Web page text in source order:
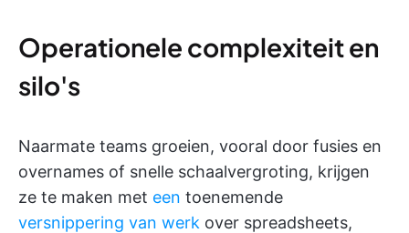
Operationele complexiteit en
silo's
Naarmate teams groeien, vooral door fusies en
overnames of snelle schaalvergroting, krijgen
ze te maken met een toenemende
versnippering van werk over spreadsheets,